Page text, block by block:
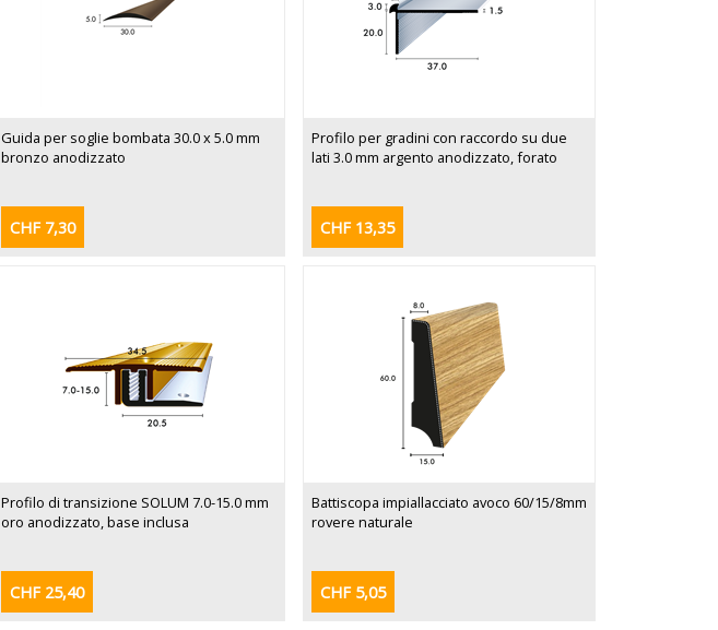
Guida per soglie bombata 30.0 x 5.0 mm
bronzo anodizzato
CHF 7,30
Profilo per gradini con raccordo su due
lati 3.0 mm argento anodizzato, forato
CHF 13,35
Profilo di transizione SOLUM 7.0-15.0 mm
oro anodizzato, base inclusa
CHF 25,40
Battiscopa impiallacciato avoco 60/15/8mm
rovere naturale
CHF 5,05